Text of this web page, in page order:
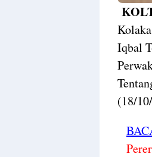
Iqbal
(18/